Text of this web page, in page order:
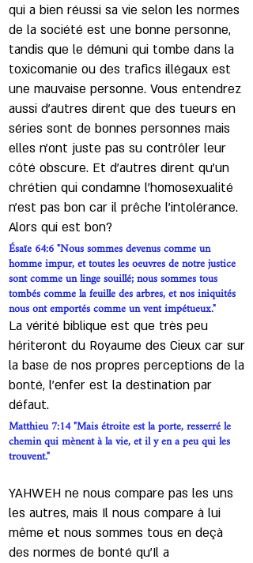
qui a bien réussi sa vie selon les normes
de la société est une bonne personne,
tandis que le démuni qui tombe dans la
toxicomanie ou des trafics illégaux est
une mauvaise personne. Vous entendrez
aussi d’autres dirent que des tueurs en
séries sont de bonnes personnes mais
elles n’ont juste pas su contrôler leur
côté obscure. Et d’autres dirent qu’un
chrétien qui condamne l'homosexualité
n’est pas bon car il prêche l'intolérance.
Alors qui est bon?
Ésaïe 64:6 "Nous sommes devenus comme un
homme impur, et toutes les oeuvres de notre justice
sont comme un linge souillé; nous sommes tous
tombés comme la feuille des arbres, et nos iniquités
nous ont emportés comme un vent impétueux."
La vérité biblique est que très peu
hériteront du Royaume des Cieux car sur
la base de nos propres perceptions de la
bonté, l’enfer est la destination par
défaut.
Matthieu 7:14 "Mais étroite est la porte, resserré le
chemin qui mènent à la vie, et il y en a peu qui les
trouvent."
YAHWEH ne nous compare pas les uns
les autres, mais Il nous compare à lui
même et nous sommes tous en deçà
des normes de bonté qu’Il a